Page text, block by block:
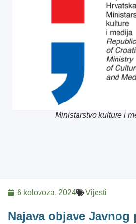
Ministarstvo kulture i
6 kolovoza, 2024 Vijesti
Najava objave Javnog